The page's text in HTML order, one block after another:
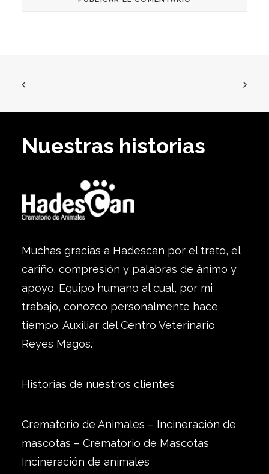
Nuestras historias
Muchas gracias a Hadescan por el trato, el
cariño, compresión y palabras de ánimo y
apoyo. Equipo humano al cual, por mi
trabajo, conozco personalmente hace
tiempo. Auxiliar del Centro Veterinario
Reyes Magos.
Historias de nuestros clientes
Crematorio de Animales – Incineración de
mascotas – Crematorio de Mascotas
Incineración de animales